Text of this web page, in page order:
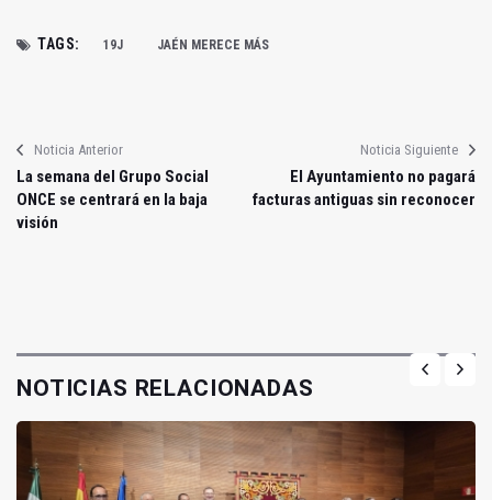
TAGS: 19J JAÉN MERECE MÁS
Noticia Anterior
La semana del Grupo Social
ONCE se centrará en la baja
visión
Noticia Siguiente
El Ayuntamiento no pagará
facturas antiguas sin reconocer
NOTICIAS RELACIONADAS